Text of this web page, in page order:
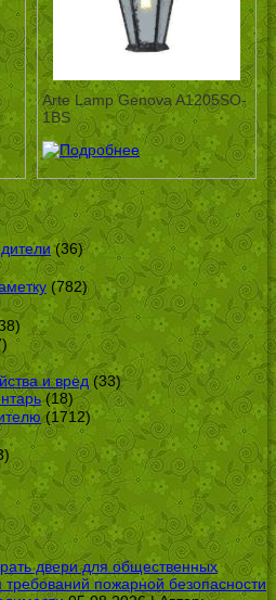
Arte Lamp Genova A1205SO-
1BS
(36)
(782)
и вред(33)
(18)
(1712)
двери для общественных
требований пожарной безопасности